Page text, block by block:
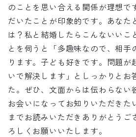
のことを思い合える関係が理想で
だいたことが印象的です。あなた
は？私と結婚したらこんないいこ
とを伺うと「多趣味なので、相手
ります。子ども好きです。問題が
いで解決します」としっかりとお
た。ぜひ、文面からは伝わらない
お会いになってお知りいただきた
までお読みいただきありがとうご
ろしくお願いいたします。